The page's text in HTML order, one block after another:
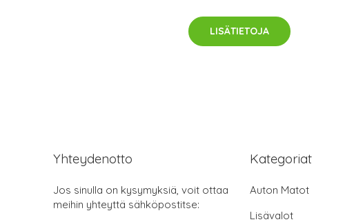
LISÄTIETOJA
Yhteydenotto
Jos sinulla on kysymyksiä, voit ottaa
meihin yhteyttä sähköpostitse:
Kategoriat
Auton Matot
Lisävalot